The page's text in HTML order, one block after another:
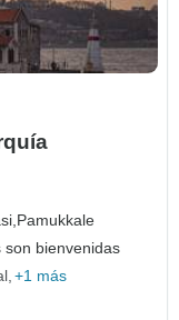
Pamukkale
son bienvenidas
+1 más